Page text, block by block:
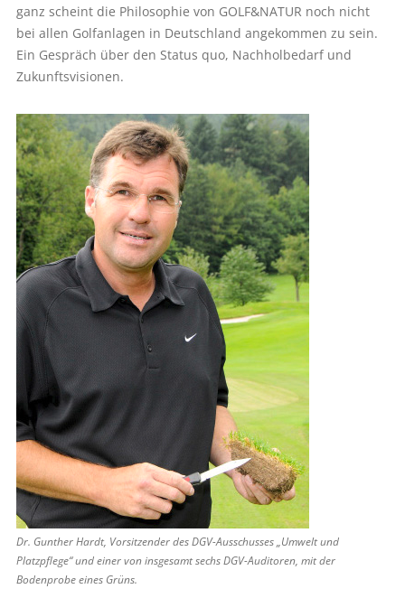
ganz scheint die Philosophie von GOLF&NATUR noch nicht
bei allen Golfanlagen in Deutschland angekommen zu sein.
Ein Gespräch über den Status quo, Nachholbedarf und
Zukunftsvisionen.
Dr. Gunther Hardt, Vorsitzender des DGV-Ausschusses „Umwelt und
Platzpflege“ und einer von insgesamt sechs DGV-Auditoren, mit der
Bodenprobe eines Grüns.